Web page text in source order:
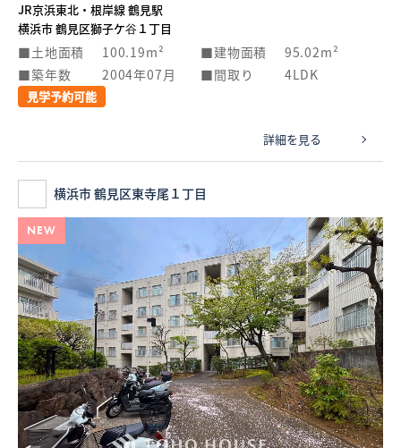
JR京浜東北・根岸線 鶴見駅
横浜市 鶴見区獅子ケ谷１丁目
土地面積 100.19m² 建物面積
95.02m²
築年数
2004年07月 間取り 4LDK
見学予約可能
詳細を見る
横浜市 鶴見区東寺尾１丁目
NEW